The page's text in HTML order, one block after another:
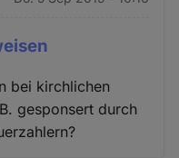
bei kirchlichen
gesponsert durch